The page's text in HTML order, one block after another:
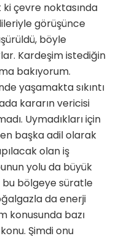
ki çevre noktasında
görüşünce
böyle
Kardeşim istediğin
bakıyorum.
yaşamakta sıkıntı
kararın vericisi
Uymadıkları için
başka adil olarak
olan iş
yolu da büyük
bu bölgeye süratle
da enerji
konusunda bazı
Şimdi onu